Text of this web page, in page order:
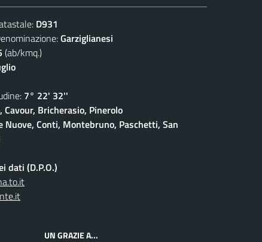
D931
Garziglianesi
(ab/kmq.)
7° 22' 32''
Cavour, Bricherasio, Pinerolo
Nuove, Conti, Montebruno, Paschetti, San
dati (D.P.O.)
UN GRAZIE A...